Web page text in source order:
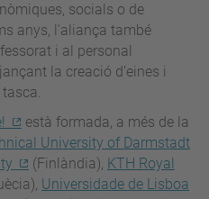
socials o de
anys, l'aliança també
i al personal
la creació d’eines i
està formada, a més de la
University of Darmstadt
(Finlàndia), KTH Royal
Universidade de Lisboa